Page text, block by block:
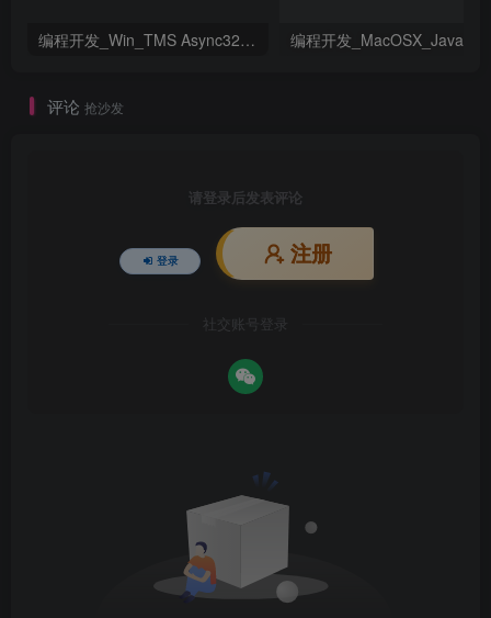
编程开发_Win_TMS Async32 1.9.1.1 Full Source D5-DX10.3 Rio资源下载地址_百度网盘迅雷BT
评论 抢沙发
请登录后发表评论
登录 注册
社交账号登录